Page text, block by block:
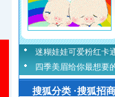
迷糊娃娃可爱粉红卡
四季美眉给你最想要
搜狐分类 ·搜狐招商